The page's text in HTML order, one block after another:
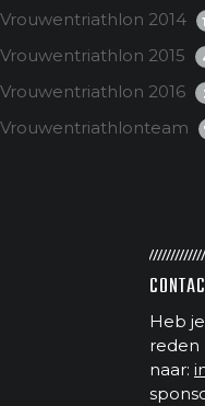
Vrouwentriathlon 2014
Vrouwentriathlon 2015
Vrouwentriathlon 2016
Vrouwentriathlonteam
Heb
reden
naar: